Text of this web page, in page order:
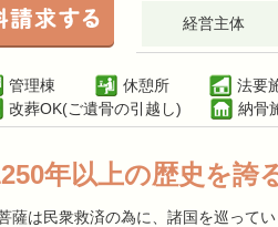
経営主体
管理棟 休憩所
法
改葬OK(ご遺骨の引越し)
納
年以上の歴史を誇
薩は民衆救済の為に、諸国を巡って